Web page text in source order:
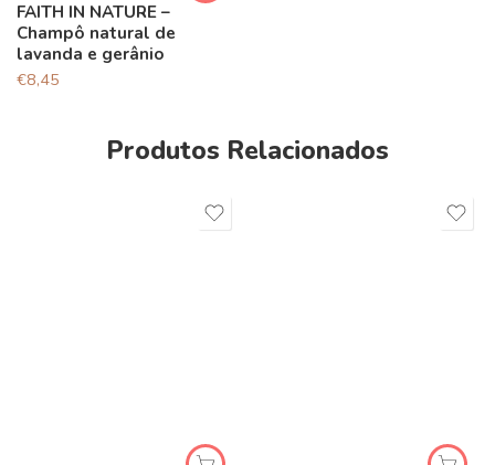
FAITH IN NATURE –
Champô natural de
lavanda e gerânio
€8,45
Produtos Relacionados